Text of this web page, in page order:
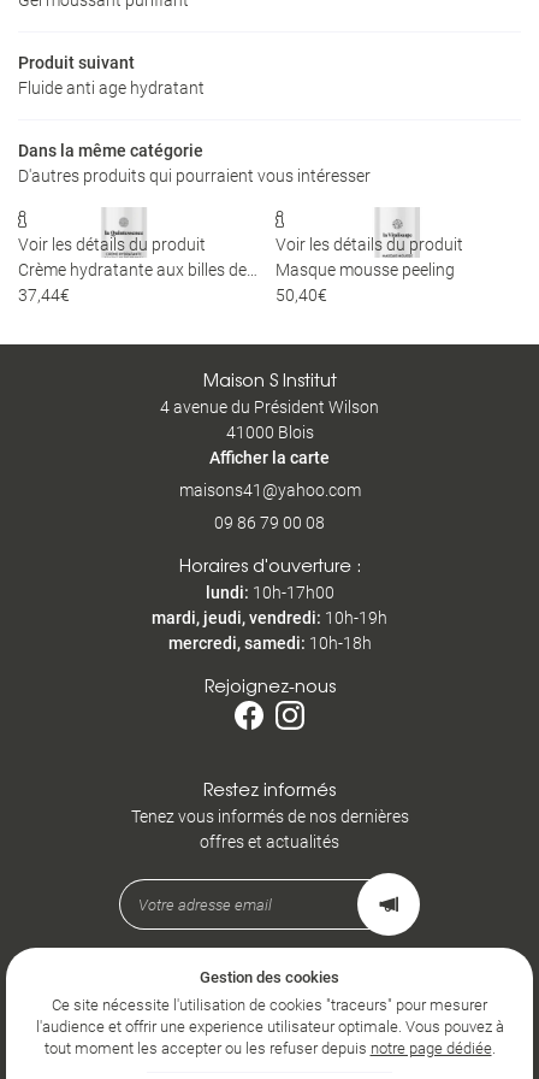
Bronzage
Nos tarifs
E-Shop
Avis
Actualités
Contact
RENDEZ-VOUS EN
Produit suivant
Fluide anti age hydratant
Dans la même catégorie
D'autres produits qui pourraient vous intéresser

Voir les détails du produit
37,44€

Voir les détails du produit
Masque mousse peeling
50,40€
Maison S Institut
4 avenue du Président Wilson
41000 Blois
Afficher la carte
09 86 79 00 08
Horaires d'ouverture :
lundi: 10h-17h00
mardi, jeudi, vendredi: 10h-19h
mercredi, samedi: 10h-18h
Rejoignez-nous
Restez informés
Tenez vous informés de nos dernières
offres et actualités
Mentions Légales
Conditions générales d'utilisation
Politique de confidentialité
Gestion des cookies
Gestion des cookies
Ce site nécessite l'utilisation de cookies "traceurs" pour mesurer
l'audience et offrir une experience utilisateur optimale. Vous pouvez à
tout moment les accepter ou les refuser depuis notre page dédiée.